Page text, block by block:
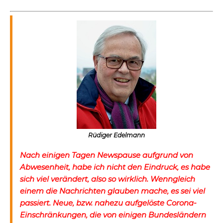
Rüdiger Edelmann
Nach einigen Tagen Newspause aufgrund von
Abwesenheit, habe ich nicht den Eindruck, es habe
sich viel verändert, also so wirklich. Wenngleich
einem die Nachrichten glauben mache, es sei viel
passiert. Neue, bzw. nahezu aufgelöste Corona-
Einschränkungen, die von einigen Bundesländern